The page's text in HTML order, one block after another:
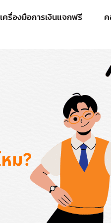
เครื่องมือการเงินแจกฟรี